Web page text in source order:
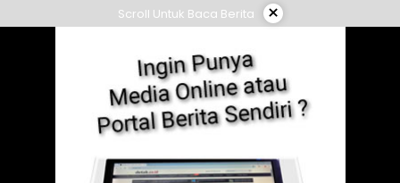
to
Scroll Untuk Baca Berita ×